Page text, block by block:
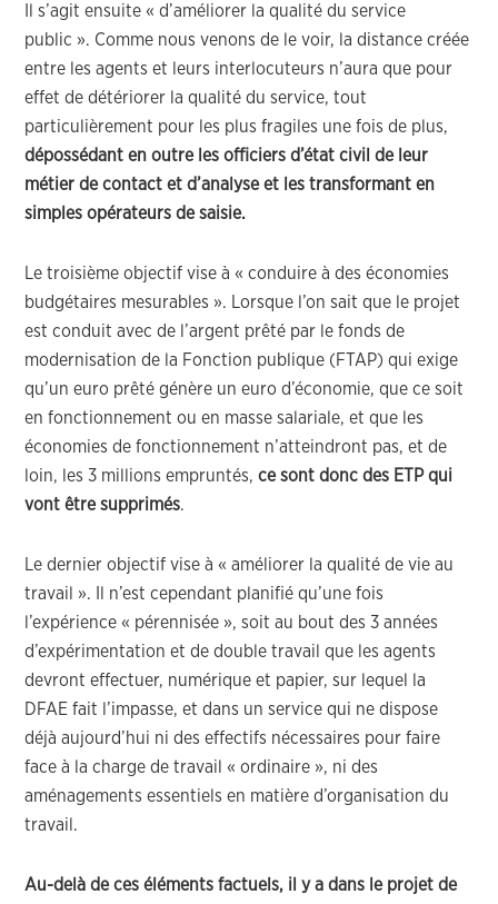
Il s’agit ensuite « d’améliorer la qualité du service
public ». Comme nous venons de le voir, la distance créée
entre les agents et leurs interlocuteurs n’aura que pour
effet de détériorer la qualité du service, tout
particulièrement pour les plus fragiles une fois de plus,
dépossédant en outre les officiers d’état civil de leur
métier de contact et d’analyse et les transformant en
simples opérateurs de saisie.
Le troisième objectif vise à « conduire à des économies
budgétaires mesurables ». Lorsque l’on sait que le projet
est conduit avec de l’argent prêté par le fonds de
modernisation de la Fonction publique (FTAP) qui exige
qu’un euro prêté génère un euro d’économie, que ce soit
en fonctionnement ou en masse salariale, et que les
économies de fonctionnement n’atteindront pas, et de
loin, les 3 millions empruntés,ce sont donc des ETP qui
vont être supprimés.
Le dernier objectif vise à « améliorer la qualité de vie au
travail ». Il n’est cependant planifié qu’une fois
l’expérience « pérennisée », soit au bout des 3 années
d’expérimentation et de double travail que les agents
devront effectuer, numérique et papier, sur lequel la
DFAE fait l’impasse, et dans un service qui ne dispose
déjà aujourd’hui ni des effectifs nécessaires pour faire
face à la charge de travail « ordinaire », ni des
aménagements essentiels en matière d’organisation du
travail.
Au-delà de ces éléments factuels, il y a dans le projet de